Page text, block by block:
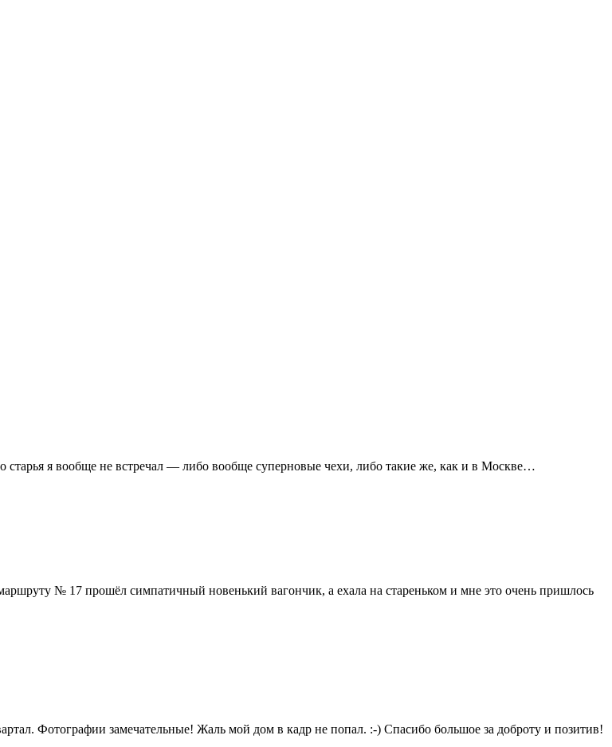
я вообще не встречал — либо вообще суперновые чехи, либо такие же, как и в Москве…
№ 17 прошёл симпатичный новенький вагончик, а ехала на стареньком и мне это очень пришлось
Фотографии замечательные! Жаль мой дом в кадр не попал. :-) Спасибо большое за доброту и позитив!